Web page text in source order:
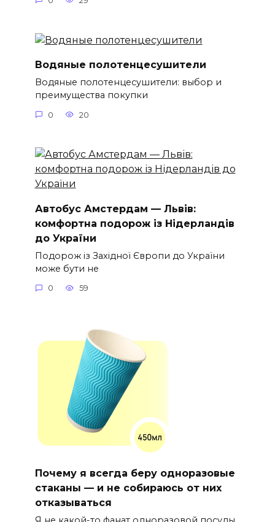
Водяные полотенцесушители
Водяные полотенцесушители: выбор и
преимущества покупки
0 20
Автобус Амстердам — Львів:
комфортна подорож із Нідерландів
до України
Подорож із Західної Європи до України
може бути не
0 59
Почему я всегда беру одноразовые
стаканы — и не собираюсь от них
отказываться